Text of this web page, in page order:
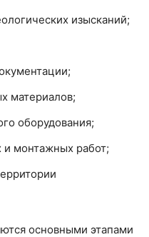
изысканий;
материалов;
оборудования;
и монтажных работ;
основными этапами